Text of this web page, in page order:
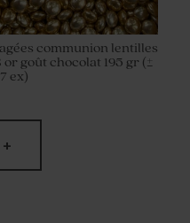
communion lentilles
or goût chocolat 195 gr (±
ex)